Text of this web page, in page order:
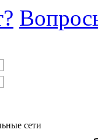
сети